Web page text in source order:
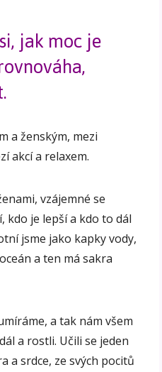
jak moc je
a ženským, mezi
akcí a relaxem.
vzájemné se
kdo je lepší a kdo to dál
jsme jako kapky vody,
a ten má sakra
a tak nám všem
a rostli. Učili se jeden
a srdce, ze svých pocitů